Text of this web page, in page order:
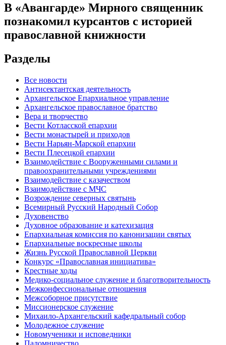
В «Авангарде» Мирного священник
познакомил курсантов с историей
православной книжности
Разделы
Все новости
Антисектантская деятельность
Архангельское Епархиальное управление
Архангельское православное братство
Вера и творчество
Вести Котласской епархии
Вести монастырей и приходов
Вести Нарьян-Марской епархии
Вести Плесецкой епархии
Взаимодействие с Вооруженными силами и
правоохранительными учреждениями
Взаимодействие с казачеством
Взаимодействие с МЧС
Возрождение северных святынь
Всемирный Русский Народный Собор
Духовенство
Духовное образование и катехизация
Епархиальная комиссия по канонизации святых
Епархиальные воскресные школы
Жизнь Русской Православной Церкви
Конкурс «Православная инициатива»
Крестные ходы
Медико-социальное служение и благотворительность
Межконфессиональные отношения
Межсоборное присутствие
Миссионерское служение
Михаило-Архангельский кафедральный собор
Молодежное служение
Новомученики и исповедники
Паломничество